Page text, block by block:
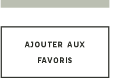
AJOUTER AUX
FAVORIS